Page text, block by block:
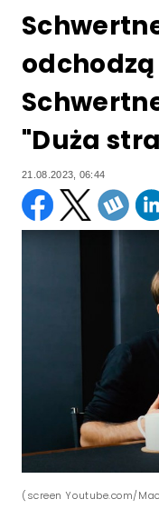
"Duża
21.08.2023, 06:44
(screen Youtube.com/